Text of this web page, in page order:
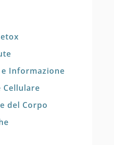
e Informazione
Cellulare
del Corpo